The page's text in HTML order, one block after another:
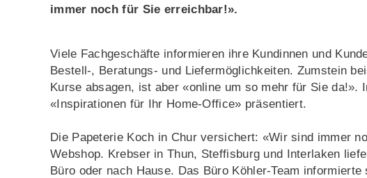
immer noch für Sie erreichbar!».
Viele Fachgeschäfte informieren ihre Kundinnen und
Bestell-, Beratungs- und Liefermöglichkeiten. Zumstein
Kurse absagen, ist aber «online um so mehr für Sie da!».
«Inspirationen für Ihr Home-Office» präsentiert.
Die Papeterie Koch in Chur versichert: «Wir sind immer
Webshop. Krebser in Thun, Steffisburg und Interlaken
Büro oder nach Hause. Das Büro Köhler-Team